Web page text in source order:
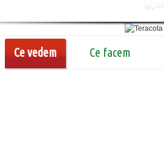
Ce vedem Ce facem